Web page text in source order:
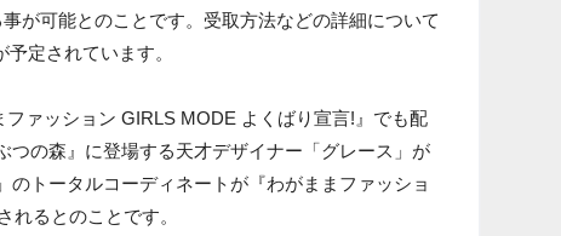
が可能とのことです。受取方法などの詳細について
定されています。
ァッション GIRLS MODE よくばり宣言!』でも配
つの森』に登場する天才デザイナー「グレース」が
トータルコーディネートが『わがままファッショ
れるとのことです。